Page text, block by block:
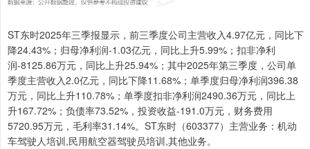
ST东时2025年三季报显示，前三季度公司主营收入4.97亿元，同比下
降24.43%；归母净利润-1.03亿元，同比上升5.99%；扣非净利
润-8125.86万元，同比上升25.94%；其中2025年第三季度，公司单
季度主营收入2.0亿元，同比下降11.68%；单季度归母净利润396.38
万元，同比上升110.78%；单季度扣非净利润2490.36万元，同比上
升167.72%；负债率73.52%，投资收益-191.0万元，财务费用
5720.95万元，毛利率31.14%。ST东时（603377）主营业务：机动
车驾驶人培训,民用航空器驾驶员培训,其他业务。